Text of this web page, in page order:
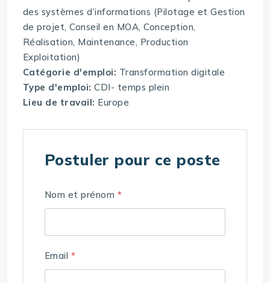
des systèmes d’informations (Pilotage et Gestion
de projet, Conseil en MOA, Conception,
Réalisation, Maintenance, Production
Exploitation)
Catégorie d'emploi: Transformation digitale
Type d'emploi:CDI- temps plein
Lieu de travail: Europe
Postuler pour ce poste
Nom et prénom *
Email *